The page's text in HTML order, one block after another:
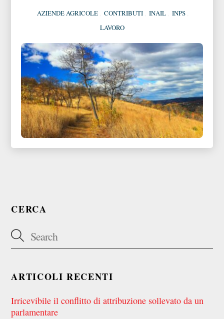
AZIENDE AGRICOLE CONTRIBUTI INAIL INPS
LAVORO
CERCA
ARTICOLI RECENTI
Irricevibile il conflitto di attribuzione sollevato da un
parlamentare